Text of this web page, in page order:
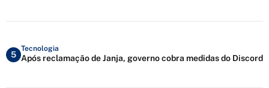
5
Tecnologia
Após reclamação de Janja, governo cobra medidas do Discord